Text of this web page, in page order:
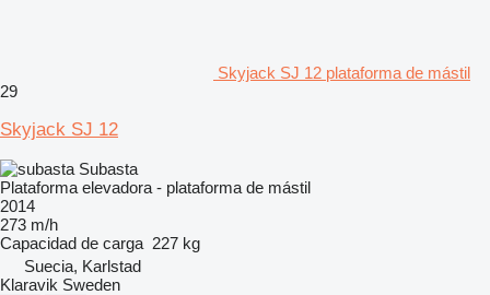
Skyjack SJ 12 plataforma de mástil
29
Skyjack SJ 12
Subasta
Plataforma elevadora - plataforma de mástil
2014
273 m/h
Capacidad de carga 227 kg
Suecia, Karlstad
Klaravik Sweden